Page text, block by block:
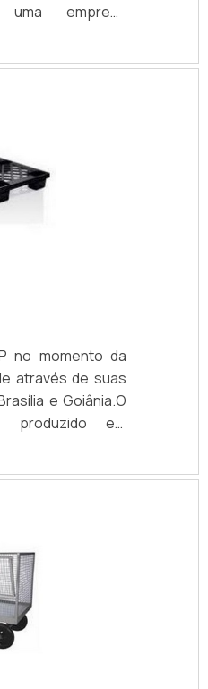
empresa
de
correta destes
de Normas
e transporte
além dela.
no momento da
através de suas
e Goiânia.O
em
sendo indicado
é recomendado
o
entradas para
ou